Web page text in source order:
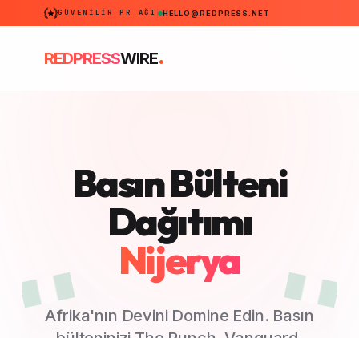
GÜVENILIR PR AĞI HELLO@REDPRESS.NET
REDPRESSWIRE.
Basın Bülteni
Dağıtımı
Nijerya
Afrika'nın Devini Domine Edin. Basın